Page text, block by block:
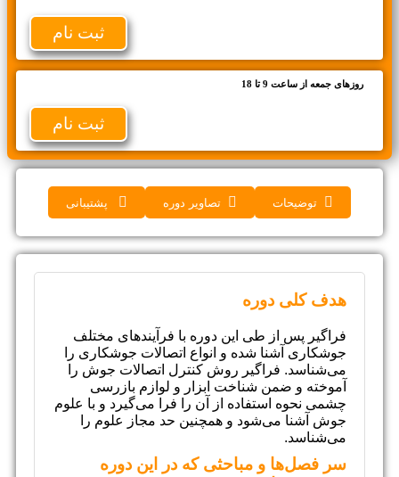
ثبت نام
روزهای جمعه از ساعت 9 تا 18
ثبت نام
توضیحات تصاویر دوره پشتیبانی
هدف کلی دوره
فراگیر پس از طی این دوره با فرآیندهای مختلف
جوشکاری آشنا شده و انواع اتصالات جوشکاری را
می‌شناسد. فراگیر روش کنترل اتصالات جوش را
آموخته و ضمن شناخت ابزار و لوازم بازرسی
چشمی نحوه استفاده از آن را فرا می‌گیرد و با علوم
جوش آشنا می‌شود و همچنین حد مجاز علوم را
می‌شناسد.
سر فصل‌ها و مباحثی که در این دوره